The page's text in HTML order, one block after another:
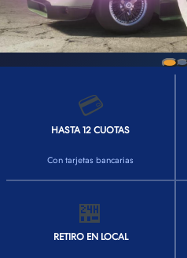
💳
HASTA 12 CUOTAS
Con tarjetas bancarias
🏪
RETIRO EN LOCAL